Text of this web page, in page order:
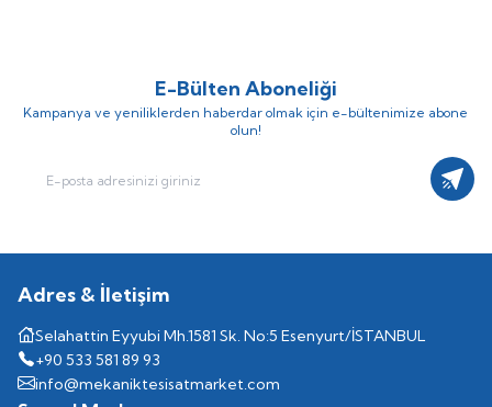
E-Bülten Aboneliği
Kampanya ve yeniliklerden haberdar olmak için e-bültenimize abone
olun!
Adres & İletişim
Selahattin Eyyubi Mh.1581 Sk. No:5 Esenyurt/İSTANBUL
+90 533 581 89 93
info@mekaniktesisatmarket.com